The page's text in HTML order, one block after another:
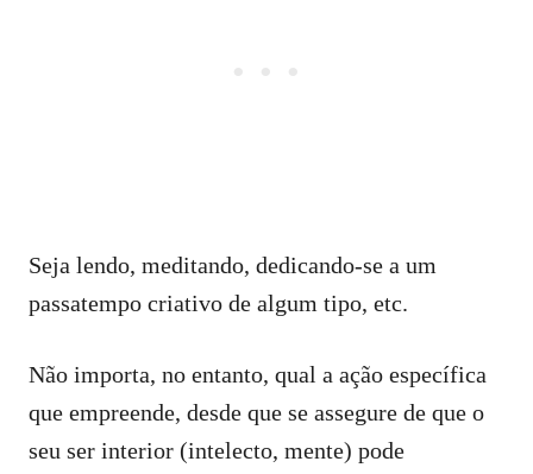
Seja lendo, meditando, dedicando-se a um
passatempo criativo de algum tipo, etc.
Não importa, no entanto, qual a ação específica
que empreende, desde que se assegure de que o
seu ser interior (intelecto, mente) pode